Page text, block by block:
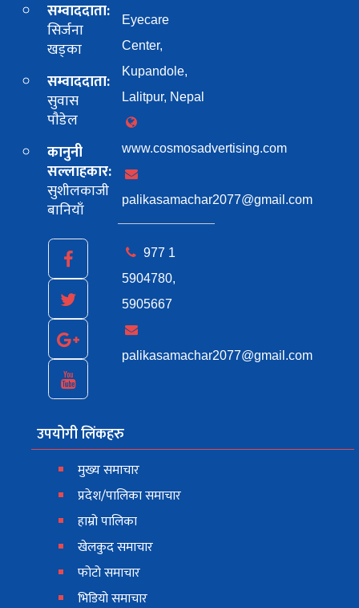
सम्वाददाता:
सिर्जना
खड्का
सम्वाददाता:
सुवास
पाैडेल
कानुनी
सल्लाहकार:
सुशीलकाजी
बानियाँ
Eyecare
Center,
Kupandole,
Lalitpur, Nepal
www.cosmosadvertising.com
palikasamachar2077@gmail.com
977 1
5904780,
5905667
palikasamachar2077@gmail.com
उपयोगी लिंकहरु
मुख्य समाचार
प्रदेश/पालिका समाचार
हाम्रो पालिका
खेलकुद समाचार
फोटो समाचार
भिडियो समाचार